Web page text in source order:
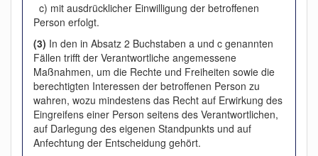
c) mit ausdrücklicher Einwilligung der betroffenen
Person erfolgt.
(3) In den in Absatz 2 Buchstaben a und c genannten
Fällen trifft der Verantwortliche angemessene
Maßnahmen, um die Rechte und Freiheiten sowie die
berechtigten Interessen der betroffenen Person zu
wahren, wozu mindestens das Recht auf Erwirkung des
Eingreifens einer Person seitens des Verantwortlichen,
auf Darlegung des eigenen Standpunkts und auf
Anfechtung der Entscheidung gehört.